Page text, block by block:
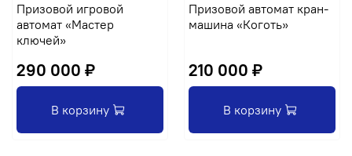
Призовой игровой
автомат «Мастер
ключей»
290 000 ₽
В корзину
Призовой автомат кран-
машина «Коготь»
210 000 ₽
В корзину